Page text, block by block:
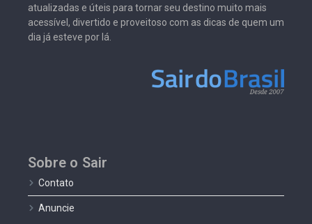
atualizadas e úteis para tornar seu destino muito mais
acessível, divertido e proveitoso com as dicas de quem um
dia já esteve por lá.
Sobre o Sair
Contato
Anuncie